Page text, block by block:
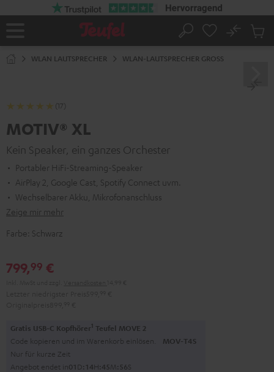
Startseite
Suche
No
WLAN LAUTSPRECHER WLAN-LAUTSPRECHER GROSS
(17)
MOTIV® XL
Kein Speaker, ein ganzes Orchester
Portabler HiFi-Streaming-Speaker
AirPlay 2, Google Cast, Spotify Connect uvm.
Wechselbarer Akku, Mikrofonanschluss
Zeige mir mehr
Farbe: Schwarz
799,99 €
Gratis USB-C Kopfhörer1 Teufel MOVE 2
Code kopieren und im Warenkorb einlösen. MOV-T4S
Nur für kurze Zeit
Angebot endet in01D:14H:45M: 55S